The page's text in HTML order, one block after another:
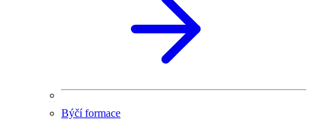
Býčí formace